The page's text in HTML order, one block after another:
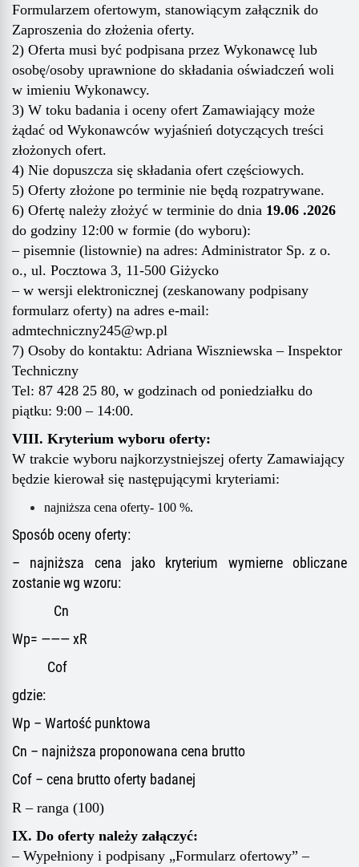
Formularzem ofertowym, stanowiącym załącznik do
Zaproszenia do złożenia oferty.
2) Oferta musi być podpisana przez Wykonawcę lub
osobę/osoby uprawnione do składania oświadczeń woli
w imieniu Wykonawcy.
3) W toku badania i oceny ofert Zamawiający może
żądać od Wykonawców wyjaśnień dotyczących treści
złożonych ofert.
4) Nie dopuszcza się składania ofert częściowych.
5) Oferty złożone po terminie nie będą rozpatrywane.
6) Ofertę należy złożyć w terminie do dnia 19.06 .2026
do godziny 12:00 w formie (do wyboru):
– pisemnie (listownie) na adres: Administrator Sp. z o.
o., ul. Pocztowa 3, 11-500 Giżycko
– w wersji elektronicznej (zeskanowany podpisany
formularz oferty) na adres e-mail:
admtechniczny245@wp.pl
7) Osoby do kontaktu: Adriana Wiszniewska– Inspektor
Techniczny
Tel: 87 428 25 80, w godzinach od poniedziałku do
piątku: 9:00 – 14:00.
VIII. Kryterium wyboru oferty:
W trakcie wyboru najkorzystniejszej oferty Zamawiający
będzie kierował się następującymi kryteriami:
najniższa cena oferty- 100 %.
Sposób oceny oferty:
– najniższa cena jako kryterium wymierne obliczane
zostanie wg wzoru:
Cn
Wp= ——— xR
Cof
gdzie:
Wp – Wartość punktowa
Cn – najniższa proponowana cena brutto
Cof – cena brutto oferty badanej
R – ranga (100)
IX. Do oferty należy załączyć:
– Wypełniony i podpisany „Formularz ofertowy” –